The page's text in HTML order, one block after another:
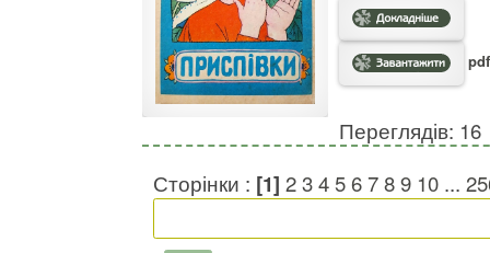
Переглядів: 16
Сторінки : [1] 23456789 10 ...